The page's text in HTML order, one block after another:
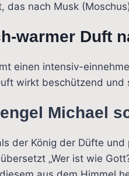
das nach Musk
warmer Duft
einen intensiv-
wirkt beschützend und
Michael
der König der Düfte
„Wer ist wie